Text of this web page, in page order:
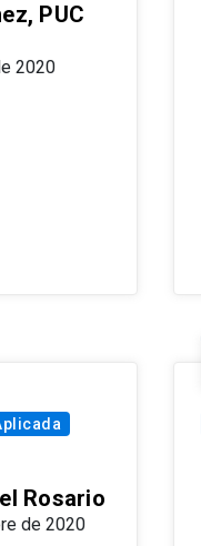
PUC
2020
Rosario
de 2020